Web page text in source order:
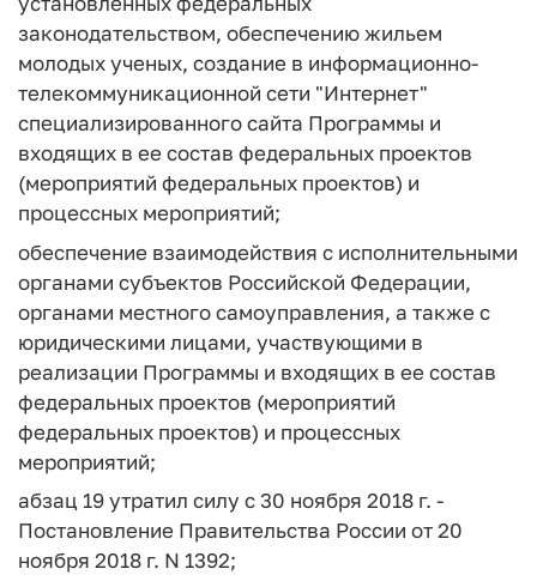
законодательством, обеспечению жильем
молодых ученых, создание в информационно-
телекоммуникационной сети "Интернет"
специализированного сайта Программы и
входящих в ее состав федеральных проектов
(мероприятий федеральных проектов) и
процессных мероприятий;
обеспечение взаимодействия с исполнительными
органами субъектов Российской Федерации,
органами местного самоуправления, а также с
юридическими лицами, участвующими в
реализации Программы и входящих в ее состав
федеральных проектов (мероприятий
федеральных проектов) и процессных
мероприятий;
абзац 19 утратил силу с 30 ноября 2018 г. -
Постановление Правительства России от 20
ноября 2018 г. N 1392;